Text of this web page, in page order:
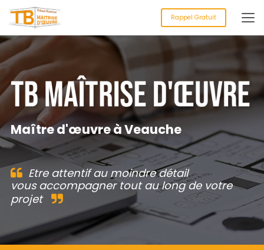
au
contenu
principal
Rappel Gratuit
Maître d'œuvre à Veauche
Etre attentif au moindre détail
vous accompagner tout au long de votre
projet